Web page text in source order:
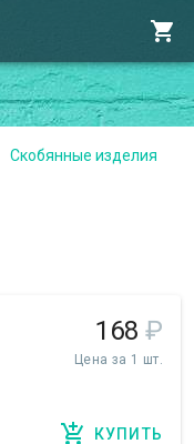
Скобянные изделия
168 ₽
Цена за 1 шт.
КУПИТЬ